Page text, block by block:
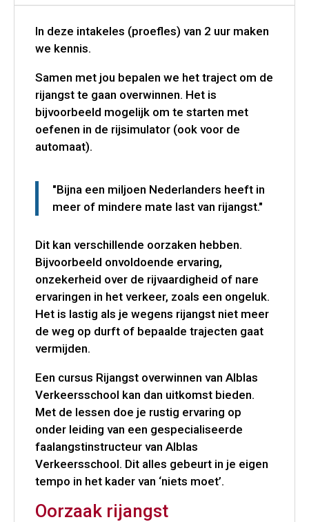
In deze intakeles (proefles) van 2 uur maken
we kennis.
Samen met jou bepalen we het traject om de
rijangst te gaan overwinnen. Het is
bijvoorbeeld mogelijk om te starten met
oefenen in de rijsimulator (ook voor de
automaat).
"Bijna een miljoen Nederlanders heeft in
meer of mindere mate last van rijangst."
Dit kan verschillende oorzaken hebben.
Bijvoorbeeld onvoldoende ervaring,
onzekerheid over de rijvaardigheid of nare
ervaringen in het verkeer, zoals een ongeluk.
Het is lastig als je wegens rijangst niet meer
de weg op durft of bepaalde trajecten gaat
vermijden.
Een cursus Rijangst overwinnen van Alblas
Verkeersschool kan dan uitkomst bieden.
Met de lessen doe je rustig ervaring op
onder leiding van een gespecialiseerde
faalangstinstructeur van Alblas
Verkeersschool. Dit alles gebeurt in je eigen
tempo in het kader van ‘niets moet’.
Oorzaak rijangst